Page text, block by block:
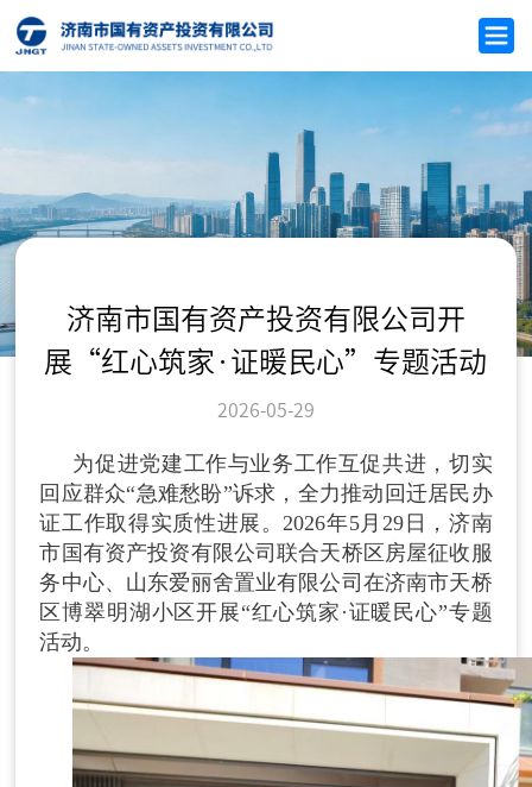
济南市国有资产投资有限公司开
展“红心筑家·证暖民心”专题活动
2026-05-29
为促进党建工作与业务工作互促共进，切实
回应群众“急难愁盼”诉求，全力推动回迁居民办
证工作取得实质性进展。2026年5月29日，济南
市国有资产投资有限公司联合天桥区房屋征收服
务中心、山东爱丽舍置业有限公司在济南市天桥
区博翠明湖小区开展“红心筑家·证暖民心”专题
活动。